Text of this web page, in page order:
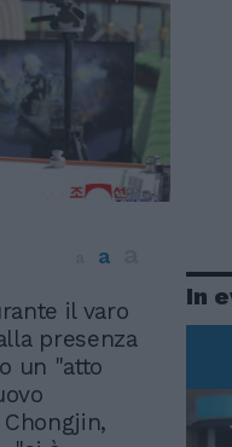
a
il varo
presenza
un "atto
In